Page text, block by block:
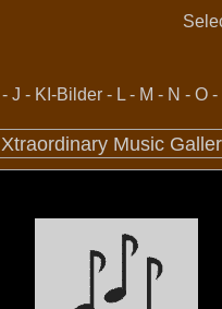
- J - KI-Bilder - L - M - N - O -
Xtraordinary Music